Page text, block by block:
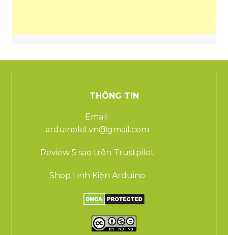
THÔNG TIN
Email:
arduinokit.vn@gmail.com
Review 5 sao trên Trustpilot
Shop Linh Kiện Arduino